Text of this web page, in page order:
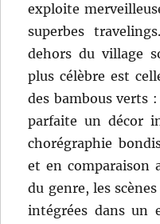
exploite
superbes
dehors du village
plus célèbre est
des bambous verts
parfaite un décor
chorégraphie
et en comparaison
du genre, les
intégrées dans un